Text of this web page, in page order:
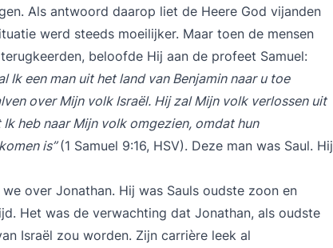
Als antwoord daarop liet de Heere God vijanden
werd steeds moeilijker. Maar toen de mensen
beloofde Hij aan de profeet Samuel:
Ik een man uit het land van Benjamin naar u toe
over Mijn volk Israël. Hij zal Mijn volk verlossen uit
heb naar Mijn volk omgezien, omdat hun
is”(1 Samuel 9:16, HSV). Deze man was Saul. Hij
over Jonathan. Hij was Sauls oudste zoon en
Het was de verwachting dat Jonathan, als oudste
Israël zou worden. Zijn carrière leek al